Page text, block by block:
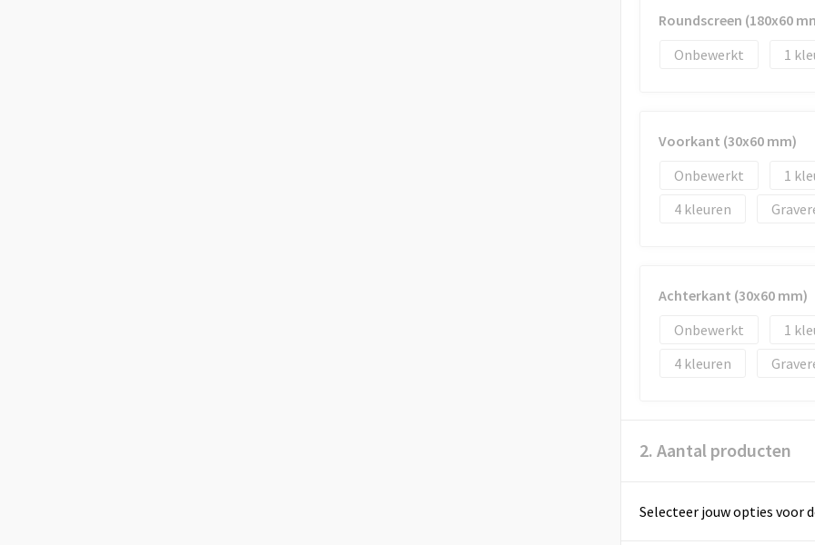
Roundscreen (180x60
Onbewerkt
1
Voorkant (30x60 mm)
Onbewerkt
1
4
Achterkant (30x60 mm)
Onbewerkt
1
4
2. Aantal producten
Selecteer jouw opties voor